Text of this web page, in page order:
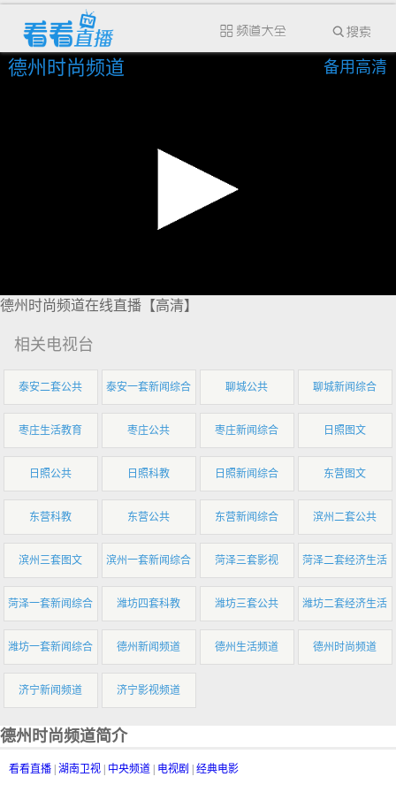
德州时尚频道 备用高清
德州时尚频道在线直播【高清】
相关电视台
泰安二套公共 泰安一套新闻综合 聊城公共 聊城新闻综合
枣庄生活教育 枣庄公共 枣庄新闻综合 日照图文
日照公共 日照科教 日照新闻综合 东营图文
东营科教 东营公共 东营新闻综合 滨州二套公共
滨州三套图文 滨州一套新闻综合 菏泽三套影视 菏泽二套经济生活
菏泽一套新闻综合 潍坊四套科教 潍坊三套公共 潍坊二套经济生活
潍坊一套新闻综合 德州新闻频道 德州生活频道 德州时尚频道
济宁新闻频道 济宁影视频道
德州时尚频道简介
看看直播 湖南卫视 中央频道 电视剧 经典电影